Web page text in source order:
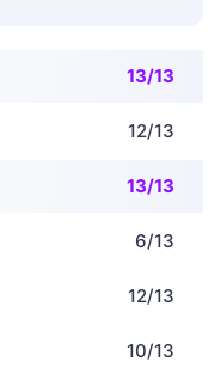
13/13
12/13
13/13
6/13
12/13
10/13